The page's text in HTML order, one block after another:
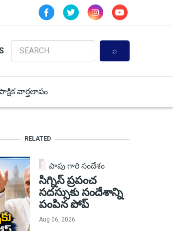
Search
వార్తలాపం
RELATED
పాపు గారి సందేశం
సిగ్నిస్ ప్రపంచ
సదస్సుకు సందేశాన్ని
పంపిన పోప్
Aug 06, 2026